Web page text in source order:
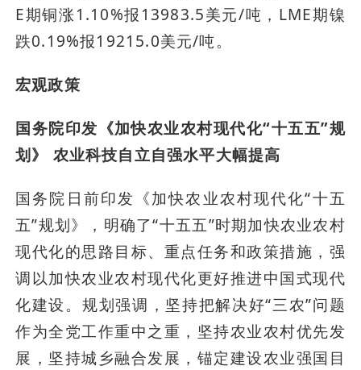
E期铜涨1.10%报13983.5美元/吨，LME期镍
跌0.19%报19215.0美元/吨。
宏观政策
国务院印发《加快农业农村现代化“十五五”规
划》 农业科技自立自强水平大幅提高
国务院日前印发《加快农业农村现代化“十五
五”规划》，明确了“十五五”时期加快农业农村
现代化的思路目标、重点任务和政策措施，强
调以加快农业农村现代化更好推进中国式现代
化建设。规划强调，坚持把解决好“三农”问题
作为全党工作重中之重，坚持农业农村优先发
展，坚持城乡融合发展，锚定建设农业强国目